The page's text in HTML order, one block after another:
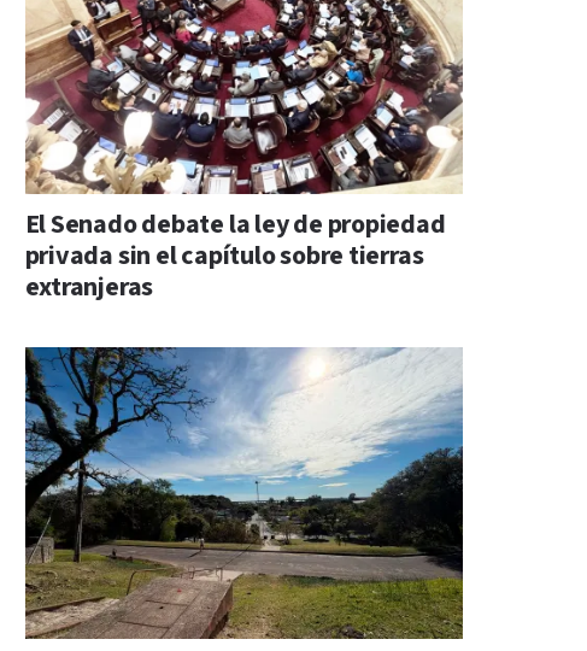
El Senado debate la ley de propiedad
privada sin el capítulo sobre tierras
extranjeras